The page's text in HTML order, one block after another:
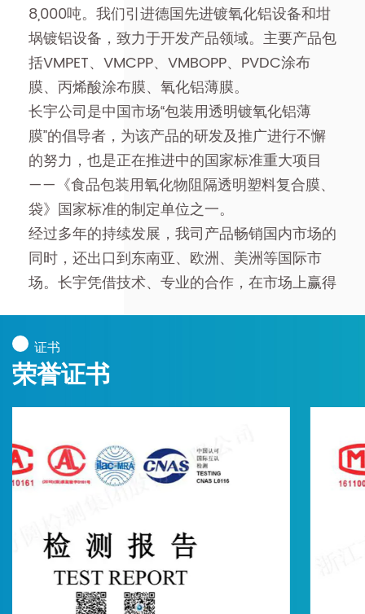
8,000吨。我们引进德国先进镀氧化铝设备和坩
埚镀铝设备，致力于开发产品领域。主要产品包
括VMPET、VMCPP、VMBOPP、PVDC涂布
膜、丙烯酸涂布膜、氧化铝薄膜。
长宇公司是中国市场“包装用透明镀氧化铝薄
膜”的倡导者，为该产品的研发及推广进行不懈
的努力，也是正在推进中的国家标准重大项目
——《食品包装用氧化物阻隔透明塑料复合膜、
袋》国家标准的制定单位之一。
经过多年的持续发展，我司产品畅销国内市场的
同时，还出口到东南亚、欧洲、美洲等国际市
场。长宇凭借技术、专业的合作，在市场上赢得
前已有100余项实用新型专利，多项发明专利。
公司已通过ISO9001质量管理体系认证，产品符
合SGS检测、FDA检测。
泛吸收国内外先进的生产技术和管理经验，不断
创造价值，回馈社会。
证书
荣誉证书